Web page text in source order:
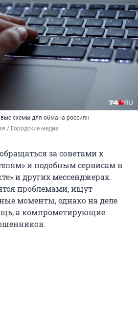
схемы для обмана россиян
/ Городские медиа
за советами к
и подобным сервисам в
и других мессенджерах.
проблемами, ищут
моменты, однако на деле
а компрометирующие